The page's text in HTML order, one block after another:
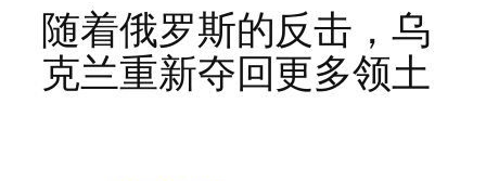
随着俄罗斯的反击，乌
克兰重新夺回更多领土